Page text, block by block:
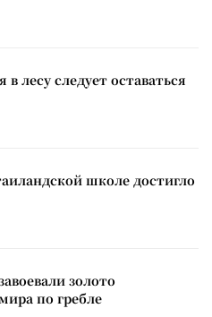
лесу следует оставаться
школе достигло
золото
по гребле